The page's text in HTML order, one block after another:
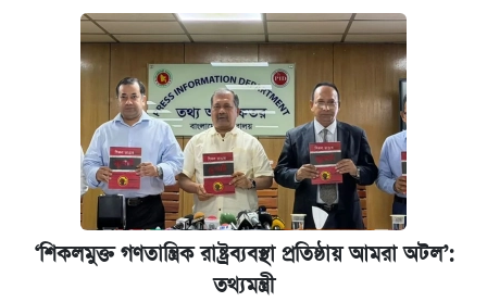
‘শিকলমুক্ত গণতান্ত্রিক রাষ্ট্রব্যবস্থা প্রতিষ্ঠায় আমরা অটল’:
তথ্যমন্ত্রী